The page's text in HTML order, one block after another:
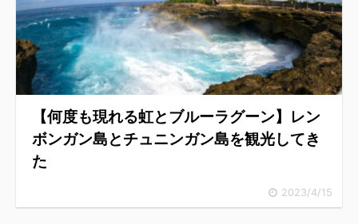
【何度も現れる虹とブルーラグーン】レン
ボンガン島とチュニンガン島を観光してき
た
2023/4/15